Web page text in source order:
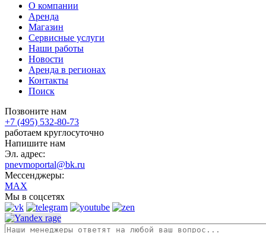
О компании
Аренда
Магазин
Сервисные услуги
Наши работы
Новости
Аренда в регионах
Контакты
Поиск
Позвоните нам
+7 (495) 532-80-73
работаем круглосуточно
Напишите нам
Эл. адрес:
pnevmoportal@bk.ru
Мессенджеры:
MAX
Мы в соцсетях